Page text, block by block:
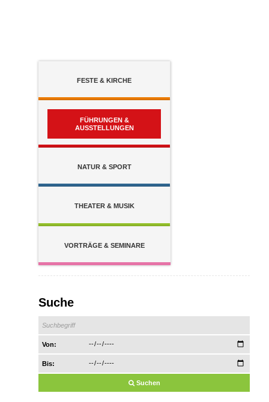
FESTE & KIRCHE
FÜHRUNGEN &
AUSSTELLUNGEN
NATUR &SPORT
THEATER &MUSIK
VORTRÄGE & SEMINARE
Suche
Von:
Bis:
Suchen